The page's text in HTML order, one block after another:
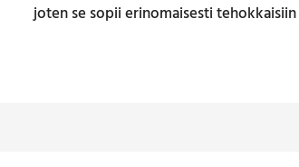
joten se sopii erinomaisesti tehokkaisiin